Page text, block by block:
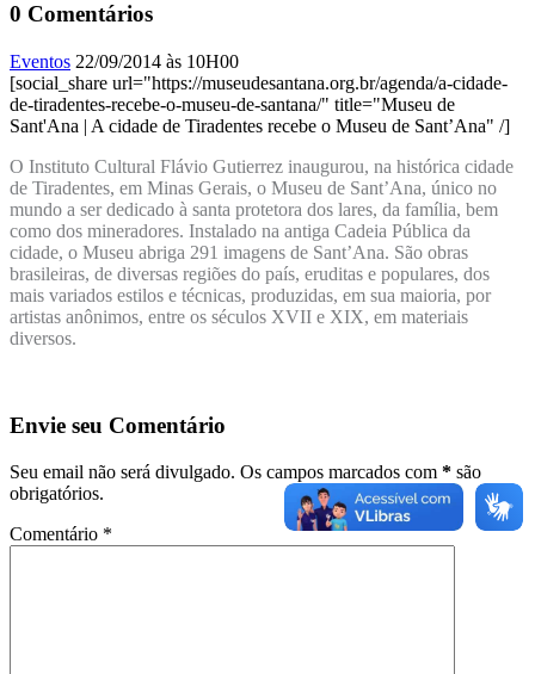
0 Comentários
Eventos 22/09/2014 às 10H00
[social_share url="https://museudesantana.org.br/agenda/a-cidade-
de-tiradentes-recebe-o-museu-de-santana/" title="Museu de
Sant'Ana | A cidade de Tiradentes recebe o Museu de Sant’Ana" /]
O Instituto Cultural Flávio Gutierrez inaugurou, na histórica cidade
de Tiradentes, em Minas Gerais, o Museu de Sant’Ana, único no
mundo a ser dedicado à santa protetora dos lares, da família, bem
como dos mineradores. Instalado na antiga Cadeia Pública da
cidade, o Museu abriga 291 imagens de Sant’Ana. São obras
brasileiras, de diversas regiões do país, eruditas e populares, dos
mais variados estilos e técnicas, produzidas, em sua maioria, por
artistas anônimos, entre os séculos XVII e XIX, em materiais
diversos.
Envie seu Comentário
Seu email não será divulgado. Os campos marcados com * são
obrigatórios.
Comentário *